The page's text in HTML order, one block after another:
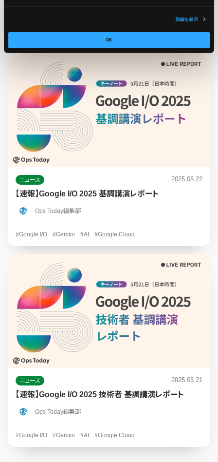
詳細を表示
OK
#Gemini #1週間のニュースまとめ #AI #サイバー攻撃
ニュース 2025.05.22
【速報】Google I/O 2025 基調講演レポート
Ops Today編集部
#Google I/O #Gemini #AI #Google Cloud
ニュース 2025.05.21
【速報】Google I/O 2025 技術者 基調講演レポート
Ops Today編集部
#Google I/O #Gemini #AI #Google Cloud